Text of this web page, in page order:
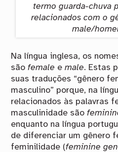
termo guarda-chuva
relacionados com o
male/
Na língua inglesa, os
são female emale. Estas
suas traduções “gênero
masculino” porque, na
relacionados às palavras
masculinidade são
enquanto na língua
de diferenciar um gênero
feminilidade (feminine